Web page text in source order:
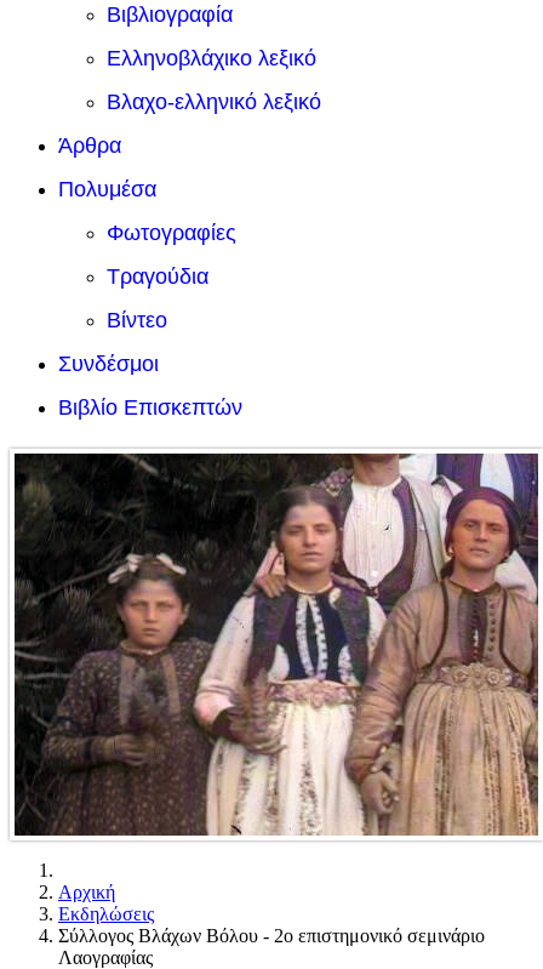
Βιβλιογραφία
Ελληνοβλάχικο λεξικό
Βλαχο-ελληνικό λεξικό
Άρθρα
Πολυμέσα
Φωτογραφίες
Τραγούδια
Βίντεο
Συνδέσμοι
Βιβλίο Επισκεπτών
Αρχική
Εκδηλώσεις
Σύλλογος Βλάχων Βόλου - 2ο επιστημονικό σεμινάριο
Λαογραφίας